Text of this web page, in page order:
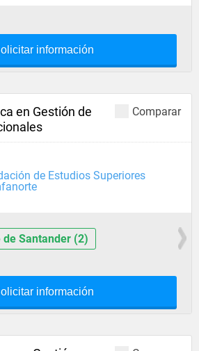
información
Comparar
en Gestión de
de Estudios Superiores
de Santander (2)
información